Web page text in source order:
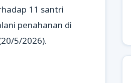
11 santri
penahanan di
5/2026).